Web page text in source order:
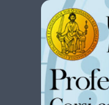
Salta al contenuto